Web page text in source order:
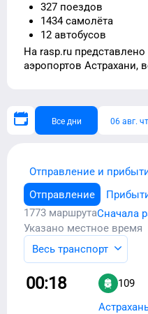
327 поездов
1434 самолёта
12 автобусов
На rasp.ru представлено
аэропортов Астрахани,
Все дни 06 авг. чт
Отправление и
Отправление
1773 маршрутаСначала
Указано местное время
Весь транспорт
00:18
109